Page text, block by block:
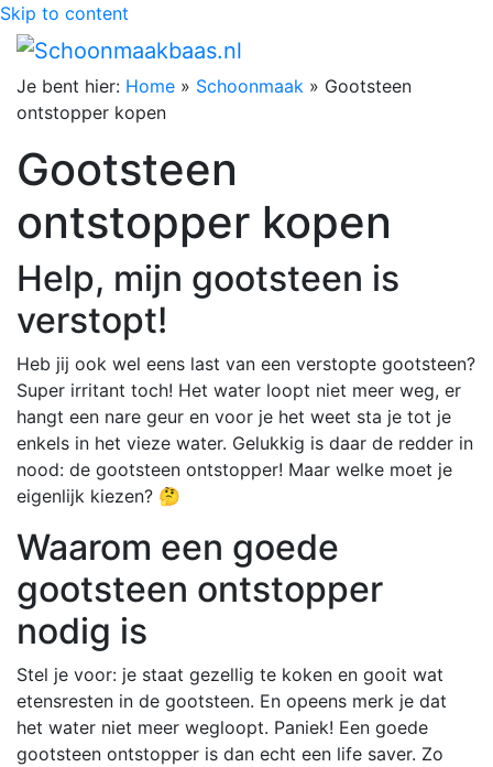
Skip to content
Je bent hier: Home » Schoonmaak » Gootsteen
ontstopper kopen
Gootsteen
ontstopper kopen
Help, mijn gootsteen is
verstopt!
Heb jij ook wel eens last van een verstopte gootsteen?
Super irritant toch! Het water loopt niet meer weg, er
hangt een nare geur en voor je het weet sta je tot je
enkels in het vieze water. Gelukkig is daar de redder in
nood: de gootsteen ontstopper! Maar welke moet je
eigenlijk kiezen? 🤔
Waarom een goede
gootsteen ontstopper
nodig is
Stel je voor: je staat gezellig te koken en gooit wat
etensresten in de gootsteen. En opeens merk je dat
het water niet meer wegloopt. Paniek! Een goede
gootsteen ontstopper is dan echt een life saver. Zo